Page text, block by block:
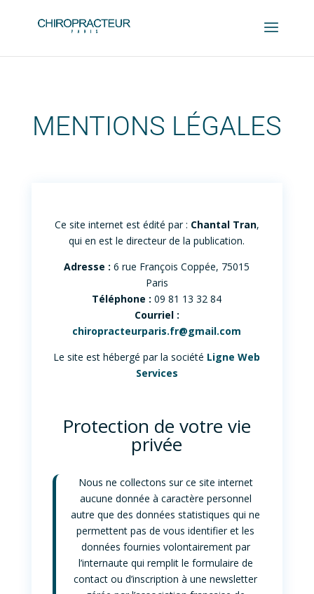
MENTIONS LÉGALES
Ce site internet est édité par : Chantal Tran,
qui en est le directeur de la publication.
Adresse : 6 rue François Coppée, 75015
Paris
Téléphone : 09 81 13 32 84
Courriel :
chiropracteurparis.fr@gmail.com
Le site est hébergé par la société Ligne Web
Services
Protection de votre vie
privée
Nous ne collectons sur ce site internet
aucune donnée à caractère personnel
autre que des données statistiques qui ne
permettent pas de vous identifier et les
données fournies volontairement par
l’internaute qui remplit le formulaire de
contact ou d’inscription à une newsletter